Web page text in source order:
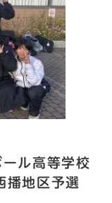
ル高等学校
播地区予選